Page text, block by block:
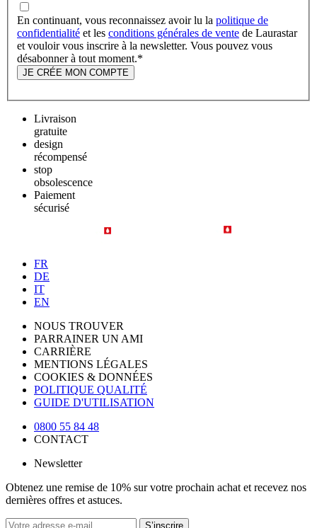
En continuant, vous reconnaissez avoir lu la politique de
confidentialité et les conditions générales de vente de Laurastar
et vouloir vous inscrire à la newsletter. Vous pouvez vous
désabonner à tout moment.*
JE CRÉE MON COMPTE
Livraison
gratuite
design
récompensé
stop
obsolescence
Paiement
sécurisé
FR
DE
IT
EN
NOUS TROUVER
PARRAINER UN AMI
CARRIÈRE
MENTIONS LÉGALES
COOKIES & DONNÉES
POLITIQUE QUALITÉ
GUIDE D'UTILISATION
0800 55 84 48
CONTACT
Newsletter
Obtenez une remise de 10% sur votre prochain achat et recevez nos
dernières offres et astuces.
S’inscrire